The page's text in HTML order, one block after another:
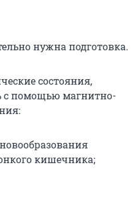
нужна подготовка.
состояния,
помощью магнитно-
кишечника;